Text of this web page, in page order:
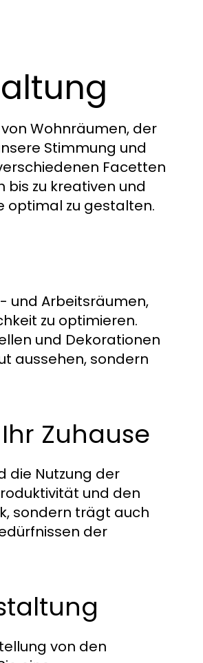
Wohnräumen, der
Stimmung und
Facetten
zu kreativen und
optimal zu gestalten.
und Arbeitsräumen,
zu optimieren.
und Dekorationen
aussehen, sondern
Zuhause
die Nutzung der
und den
sondern trägt auch
der
von den